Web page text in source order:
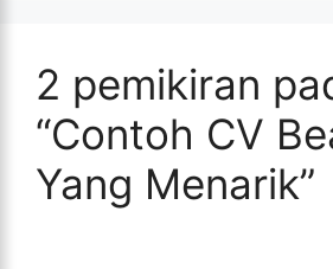
2 pemikiran
“Contoh CV
Yang Menarik”